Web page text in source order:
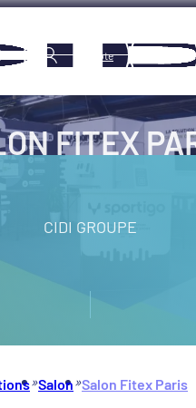
cookies
Compte
FITEX
CIDI GROUPE
»Salon»Salon Fitex Paris